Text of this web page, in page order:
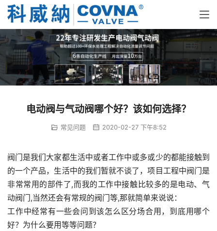
电动阀与气动阀哪个好？该如何选择？
常见问题 2020-02-27 下午8:52
阀门是我们大家都生活中或者工作中或多或少的都能接触到
的一个产品，生活中的我们暂就不谈了，项目工程中阀门是
非常常用的部件了,而我的工作中接触比较多的是电动、气
动阀门,当然还会有常规的阀门等,那就简单来说说：
工作中经常有一些会问到该怎么区分场合用，到底用哪个
好？为什么要用等等问题？